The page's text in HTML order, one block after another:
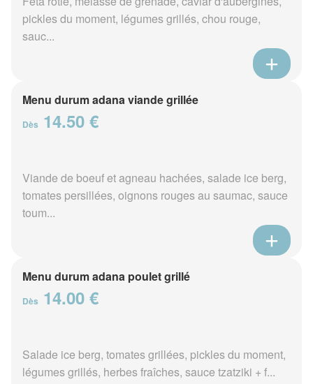
pickles du moment, légumes grillés, chou rouge,
sauc...
Menu durum adana viande grillée
Dès 14.50 €
Viande de boeuf et agneau hachées, salade ice berg,
tomates persillées, oignons rouges au saumac, sauce
toum...
Menu durum adana poulet grillé
Dès 14.00 €
Salade ice berg, tomates grillées, pickles du moment,
légumes grillés, herbes fraîches, sauce tzatziki + f...